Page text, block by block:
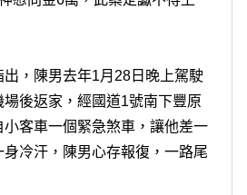
，陳男去年1月28日晚上駕駛
後返家，經國道1號南下豐原
客車一個緊急煞車，讓他差一
冷汗，陳男心存報復，一路尾